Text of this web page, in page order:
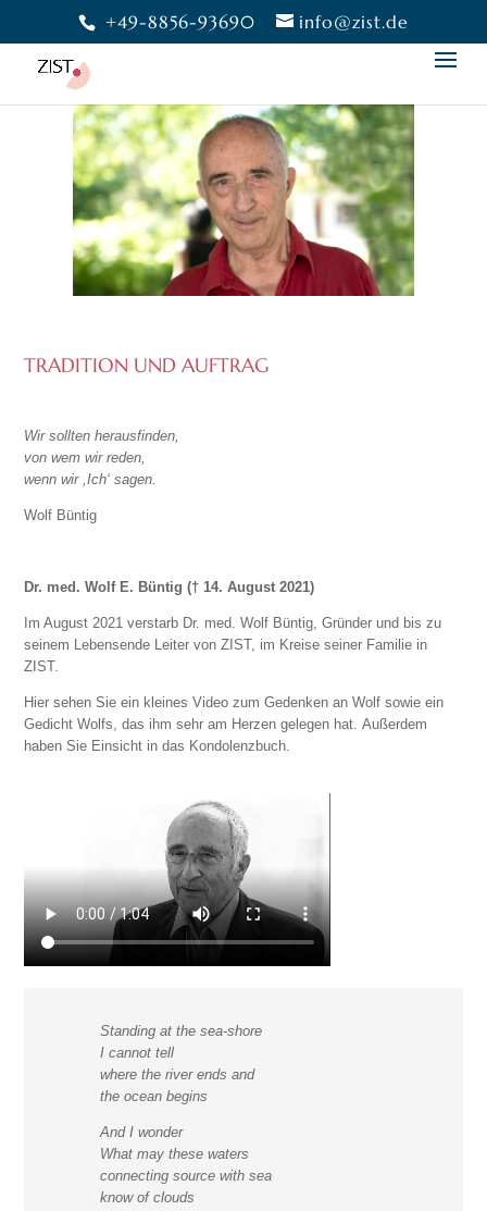
+49-8856-93690 info@zist.de
TRADITION UND AUFTRAG
Wir sollten herausfinden,
von wem wir reden,
wenn wir ,Ich‘ sagen.
Wolf Büntig
Dr. med. Wolf E. Büntig († 14. August 2021)
Im August 2021 verstarb Dr. med. Wolf Büntig, Gründer und bis zu
seinem Lebensende Leiter von ZIST, im Kreise seiner Familie in
ZIST.
Hier sehen Sie ein kleines Video zum Gedenken an Wolf sowie ein
Gedicht Wolfs, das ihm sehr am Herzen gelegen hat. Außerdem
haben Sie Einsicht in das Kondolenzbuch.
Standing at the sea-shore
I cannot tell
where the river ends and
the ocean begins
And I wonder
What may these waters
connecting source with sea
know of clouds